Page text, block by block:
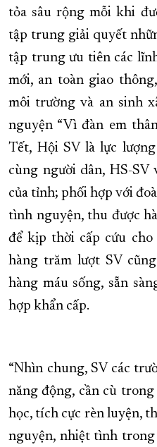
tỏa sâu rộng mỗi khi
tập trung giải quyết
tập trung ưu tiên các
mới, an toàn giao
môi trường và an sinh
nguyện “Vì đàn em
Tết, Hội SV là lực
cùng người dân, HS-
của tỉnh; phối hợp với
tình nguyện, thu được
để kịp thời cấp cứu cho
hàng trăm lượt SV
hàng máu sống, sẵn
hợp khẩn cấp.
“Nhìn chung, SV các
năng động, cần cù
học, tích cực rèn luyện,
nguyện, nhiệt tình trong